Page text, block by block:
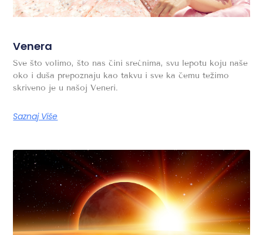
Venera
Sve što volimo, što nas čini srećnima, svu lepotu koju naše
oko i duša prepoznaju kao takvu i sve ka čemu težimo
skriveno je u našoj Veneri.
Saznaj Više